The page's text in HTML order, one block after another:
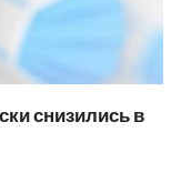
снизились в